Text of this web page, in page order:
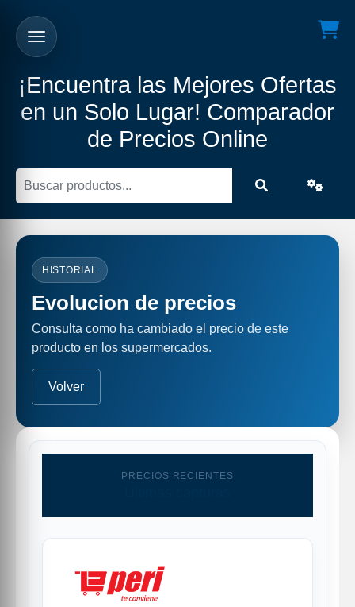
¡Encuentra las Mejores Ofertas
en un Solo Lugar! Comparador
de Precios Online
HISTORIAL
Evolucion de precios
Consulta como ha cambiado el precio de este
producto en los supermercados.
Volver
PRECIOS RECIENTES